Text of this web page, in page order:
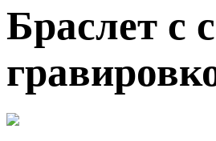
Браслет с